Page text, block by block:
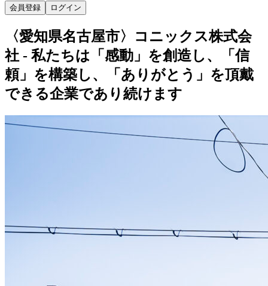
会員登録 ログイン
〈愛知県名古屋市〉コニックス株式会
社 - 私たちは「感動」を創造し、「信
頼」を構築し、「ありがとう」を頂戴
できる企業であり続けます